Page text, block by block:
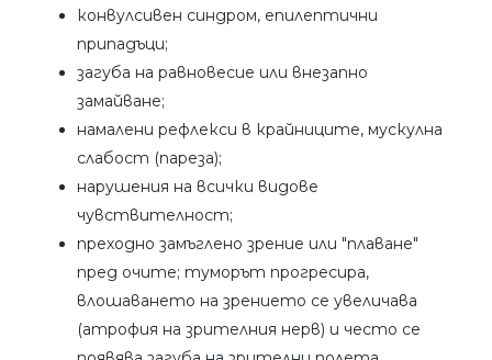
конвулсивен синдром, епилептични
припадъци;
загуба на равновесие или внезапно
замайване;
намалени рефлекси в крайниците, мускулна
слабост (пареза);
нарушения на всички видове
чувствителност;
преходно замъглено зрение или "плаване"
пред очите; туморът прогресира,
влошаването на зрението се увеличава
(атрофия на зрителния нерв) и често се